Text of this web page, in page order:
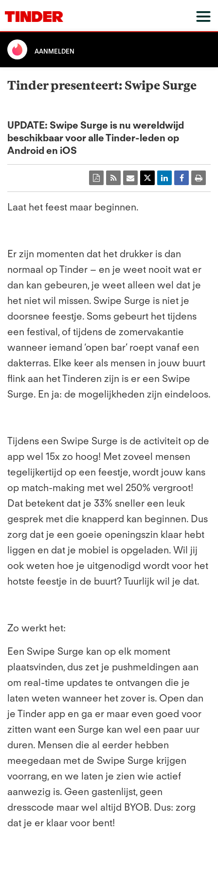
AANMELDEN
Tinder presenteert: Swipe Surge
UPDATE: Swipe Surge is nu wereldwijd
beschikbaar voor alle Tinder-leden op
Android en iOS
Laat het feest maar beginnen.
Er zijn momenten dat het drukker is dan
normaal op Tinder – en je weet nooit wat er
dan kan gebeuren, je weet alleen wel dat je
het niet wil missen. Swipe Surge is niet je
doorsnee feestje. Soms gebeurt het tijdens
een festival, of tijdens de zomervakantie
wanneer iemand ‘open bar’ roept vanaf een
dakterras. Elke keer als mensen in jouw buurt
flink aan het Tinderen zijn is er een Swipe
Surge. En ja: de mogelijkheden zijn eindeloos.
Tijdens een Swipe Surge is de activiteit op de
app wel 15x zo hoog! Met zoveel mensen
tegelijkertijd op een feestje, wordt jouw kans
op match-making met wel 250% vergroot!
Dat betekent dat je 33% sneller een leuk
gesprek met die knapperd kan beginnen. Dus
zorg dat je een goeie openingszin klaar hebt
liggen en dat je mobiel is opgeladen. Wil jij
ook weten hoe je uitgenodigd wordt voor het
hotste feestje in de buurt? Tuurlijk wil je dat.
Zo werkt het:
Een Swipe Surge kan op elk moment
plaatsvinden, dus zet je pushmeldingen aan
om real-time updates te ontvangen die je
laten weten wanneer het zover is. Open dan
je Tinder app en ga er maar even goed voor
zitten want een Surge kan wel een paar uur
duren. Mensen die al eerder hebben
meegedaan met de Swipe Surge krijgen
voorrang, en we laten je zien wie actief
aanwezig is. Geen gastenlijst, geen
dresscode maar wel altijd BYOB. Dus: zorg
dat je er klaar voor bent!